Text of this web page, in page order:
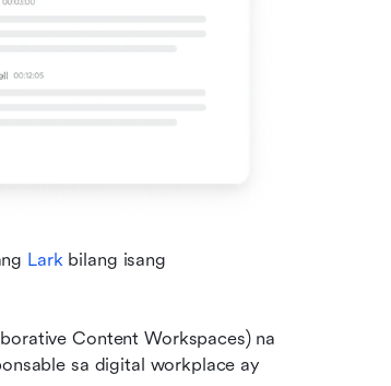
Lark bilang isang
Content Workspaces) na
sa digital workplace ay